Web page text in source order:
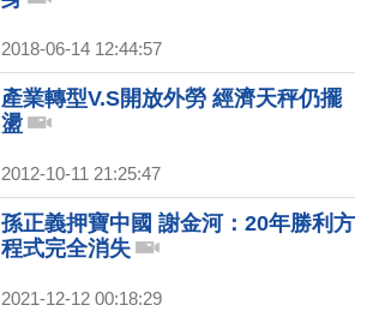
2018-06-14 12:44:57
產業轉型V.S開放外勞 經濟天秤仍擺
盪
2012-10-11 21:25:47
孫正義押寶中國 謝金河：20年勝利方
程式完全消失
2021-12-12 00:18:29